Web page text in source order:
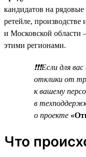
кандидатов на
ретейле, производстве
и Московской области
этими регионами.
❗❗❗Если для
отклики от
к вашему
в
о проекте
Что